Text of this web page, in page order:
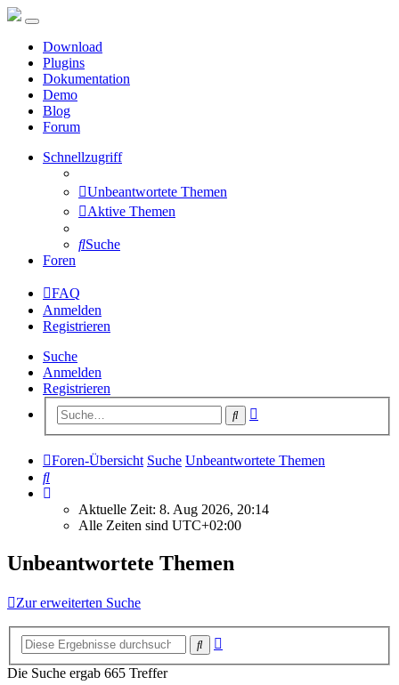
Download
Plugins
Dokumentation
Demo
Blog
Forum
Schnellzugriff
Unbeantwortete Themen
Aktive Themen
Suche
Foren
FAQ
Anmelden
Registrieren
Suche
Anmelden
Registrieren
Suche
Foren-Übersicht Suche Unbeantwortete Themen
Suche
Aktuelle Zeit: 8. Aug 2026, 20:14
Alle Zeiten sind UTC+02:00
Unbeantwortete Themen
Zur erweiterten Suche
Suche
Die Suche ergab 665 Treffer